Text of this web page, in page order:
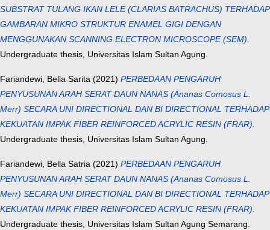
SUBSTRAT TULANG IKAN LELE (CLARIAS BATRACHUS) TERHADAP
GAMBARAN MIKRO STRUKTUR ENAMEL GIGI DENGAN
MENGGUNAKAN SCANNING ELECTRON MICROSCOPE (SEM).
Undergraduate thesis, Universitas Islam Sultan Agung.
Fariandewi, Bella Sarita (2021) PERBEDAAN PENGARUH
PENYUSUNAN ARAH SERAT DAUN NANAS (Ananas Comosus L.
Merr) SECARA UNI DIRECTIONAL DAN BI DIRECTIONAL TERHADAP
KEKUATAN IMPAK FIBER REINFORCED ACRYLIC RESIN (FRAR).
Undergraduate thesis, Universitas Islam Sultan Agung.
Fariandewi, Bella Satria (2021) PERBEDAAN PENGARUH
PENYUSUNAN ARAH SERAT DAUN NANAS (Ananas Comosus L.
Merr) SECARA UNI DIRECTIONAL DAN BI DIRECTIONAL TERHADAP
KEKUATAN IMPAK FIBER REINFORCED ACRYLIC RESIN (FRAR).
Undergraduate thesis, Universitas Islam Sultan Agung Semarang.